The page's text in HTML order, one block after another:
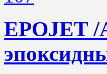
EPOJET /